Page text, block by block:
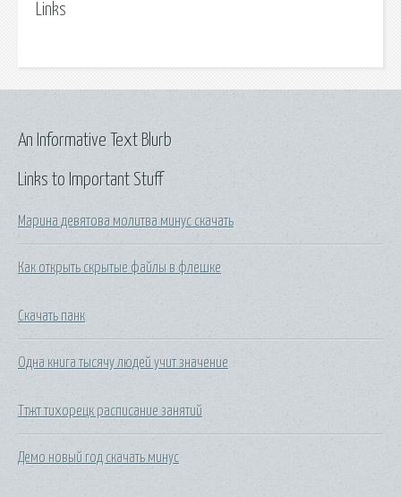
Links
Links to Important Stuff
Марина девятова молитва минус скачать
Как открыть скрытые файлы в флешке
Скачать панк
Одна книга тысячу людей учит значение
Ттжт тихорецк расписание занятий
Демо новый год скачать минус
An Informative Text Blurb